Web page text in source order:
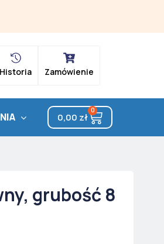
Historia Zamówienie
0,00 zł
0
Cart
grubość 8